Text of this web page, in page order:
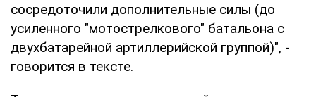
сосредоточили дополнительные силы (до
усиленного "мотострелкового" батальона с
двухбатарейной артиллерийской группой)", -
говорится в тексте.